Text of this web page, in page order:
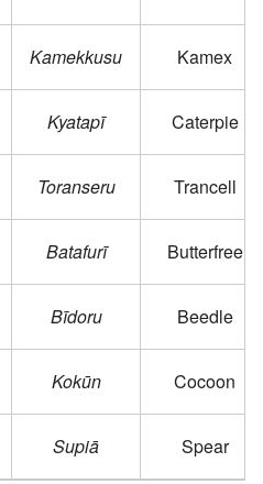
Kamekkusu Kamex
Kyatapī Caterpie
Toranseru Trancell
Batafurī Butterfree
Bīdoru Beedle
Kokūn Cocoon
Supiā Spear